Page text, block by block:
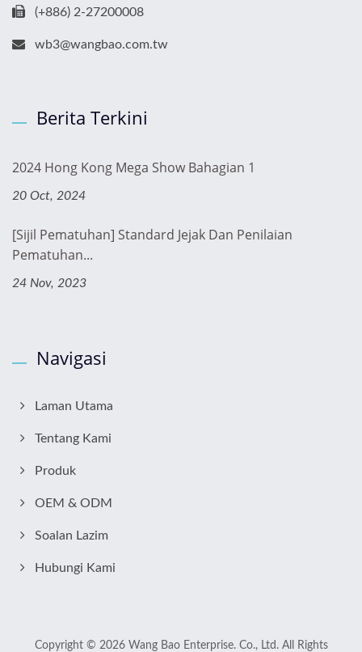
(+886) 2-27200008
wb3@wangbao.com.tw
Berita Terkini
2024 Hong Kong Mega Show Bahagian 1
20 Oct, 2024
[Sijil Pematuhan] Standard Jejak Dan Penilaian
Pematuhan...
24 Nov, 2023
Navigasi
Laman Utama
Tentang Kami
Produk
OEM & ODM
Soalan Lazim
Hubungi Kami
Copyright © 2026 Wang Bao Enterprise. Co., Ltd.All Rights